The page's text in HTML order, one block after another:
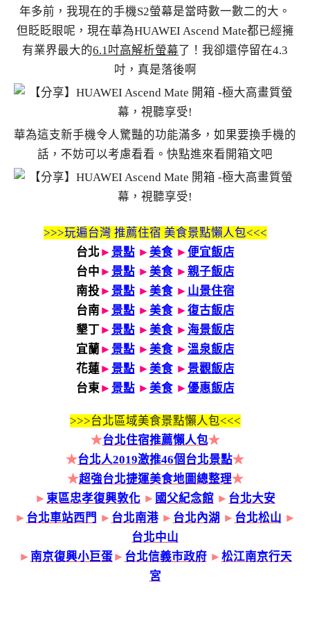
年多前，我現在的手機S2螢幕是當時數一數二的大。
但眨眨眼呢，現在華為HUAWEI Ascend Mate都已經擁
有業界最大的6.1吋高解析螢幕了！我卻還停留在4.3
吋，真是落後啊
華為這支新手機令人驚豔的功能滿多，如果要換手機的
話，不妨可以考慮看看。快點進來看開箱文吧
>>>玩遍台灣 推薦住宿 美食景點懶人包<<<
台北 ► 景點 ► 美食► 便宜飯店
台中 ► 景點 ► 美食► 親子飯店
南投► 景點 ► 美食► 山景住宿
台南► 景點 ► 美食► 復古飯店
墾丁► 景點 ► 美食► 海景飯店
宜蘭 ► 景點 ► 美食► 溫泉飯店
花蓮► 景點 ► 美食► 景觀飯店
台東► 景點 ► 美食► 優惠飯店
>>>台北區域美食景點懶人包<<<
★台北住宿推薦懶人包★
★台北人2019激推46個台北景點★
★超強台北捷運美食地圖總整理★
► 東區忠孝復興敦化 ► 國父紀念館 ► 台北大安
► 台北車站西門 ► 台北南港 ► 台北內湖 ► 台北松山 ►
台北中山
► 南京復興小巨蛋► 台北信義市政府► 松江南京行天
宮